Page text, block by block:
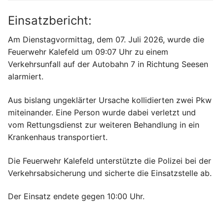
Einsatzbericht:
Am Dienstagvormittag, dem 07. Juli 2026, wurde die
Feuerwehr Kalefeld um 09:07 Uhr zu einem
Verkehrsunfall auf der Autobahn 7 in Richtung Seesen
alarmiert.
Aus bislang ungeklärter Ursache kollidierten zwei Pkw
miteinander. Eine Person wurde dabei verletzt und
vom Rettungsdienst zur weiteren Behandlung in ein
Krankenhaus transportiert.
Die Feuerwehr Kalefeld unterstützte die Polizei bei der
Verkehrsabsicherung und sicherte die Einsatzstelle ab.
Der Einsatz endete gegen 10:00 Uhr.